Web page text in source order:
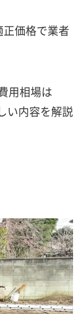
正価格で業者
用相場は
い内容を解説